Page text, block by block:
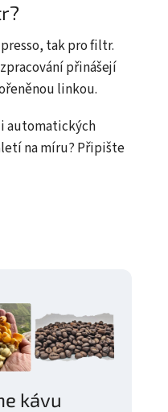
tak pro filtr.
přinášejí
linkou.
automatických
na míru? Připište
kávu